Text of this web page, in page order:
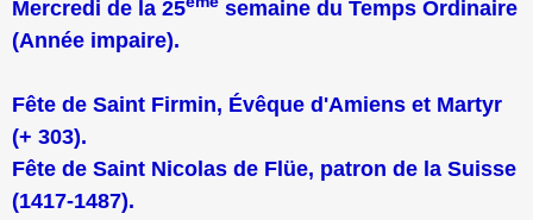
Mercredi de la 25
semaine du Temps Ordinaire
(Année impaire).
Fête de Saint Firmin, Évêque d'Amiens et Martyr
(+ 303).
Fête de Saint Nicolas de Flüe, patron de la Suisse
(1417-1487).